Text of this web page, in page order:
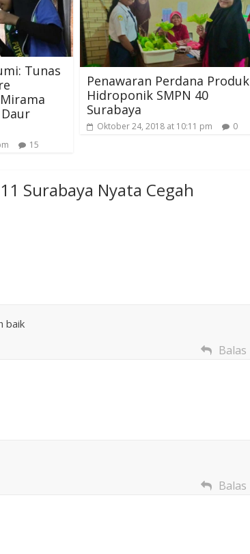
Tunas
15
Penawaran Perdana Produk
Hidroponik SMPN 40
Surabaya
Oktober 24, 2018 at 10:11 pm 0
Surabaya Nyata Cegah
baik
Balas
Balas